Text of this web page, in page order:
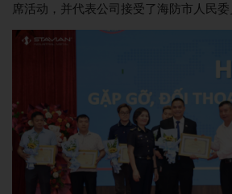
席活动，并代表公司接受了海防市人民委